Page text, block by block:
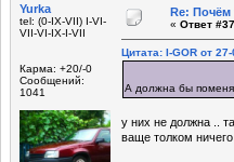
Yurka
tel: (0-IX-VII) I-VI-
VII-VI-IX-I-VII
Карма: +20/-0
Сообщений:
1041
Re: Почём
« Ответ
Цитата: I-GOR от
А должна бы
у них не должна ..
ваще толком